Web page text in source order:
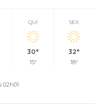
QUI
30°
15°
SEX
32°
18°
02h01